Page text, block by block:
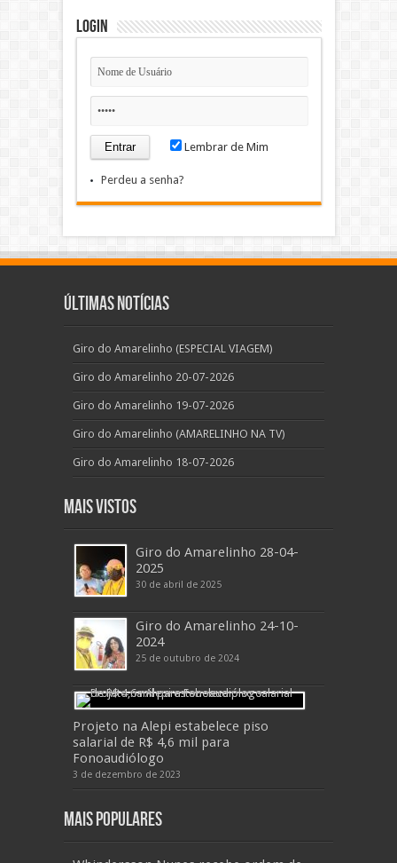
Login
Lembrar de Mim
Perdeu a senha?
Últimas Notícias
Giro do Amarelinho (ESPECIAL VIAGEM)
Giro do Amarelinho 20-07-2026
Giro do Amarelinho 19-07-2026
Giro do Amarelinho (AMARELINHO NA TV)
Giro do Amarelinho 18-07-2026
Mais Vistos
Giro do Amarelinho 28-04-
2025
30 de abril de 2025
Giro do Amarelinho 24-10-
2024
25 de outubro de 2024
Projeto na Alepi estabelece piso
salarial de R$ 4,6 mil para
Fonoaudiólogo
3 de dezembro de 2023
Mais Populares